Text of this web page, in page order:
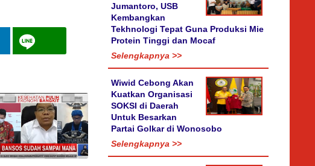
Jumantoro, USB
Kembangkan
Tekhnologi Tepat Guna Produksi Mie
Protein Tinggi dan Mocaf
Selengkapnya >>
Wiwid Cebong Akan
Kuatkan Organisasi
SOKSI di Daerah
Untuk Besarkan
Partai Golkar di Wonosobo
Selengkapnya >>